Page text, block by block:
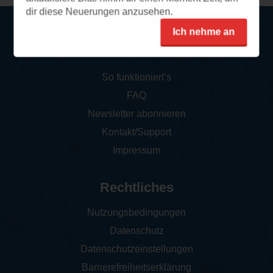
dir diese Neuerungen anzusehen.
Ich nehme an
So funktioniert‘s
FAQ
Newsletter abonnieren
Kontakt/Support
Impressum
Rechtliches
Nutzungsbedingungen
Datenschutz
Datenschutzeinstellungen
Barrierefreiheitserklärung